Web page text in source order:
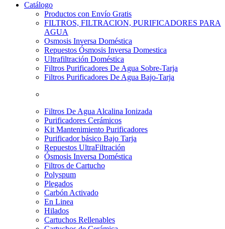
Catálogo
Productos con Envío Gratis
FILTROS, FILTRACION, PURIFICADORES PARA
AGUA
Osmosis Inversa Doméstica
Repuestos Ósmosis Inversa Domestica
Ultrafiltración Doméstica
Filtros Purificadores De Agua Sobre-Tarja
Filtros Purificadores De Agua Bajo-Tarja
Filtros De Agua Alcalina Ionizada
Purificadores Cerámicos
Kit Mantenimiento Purificadores
Purificador básico Bajo Tarja
Repuestos UltraFiltración
Ósmosis Inversa Doméstica
Filtros de Cartucho
Polyspum
Plegados
Carbón Activado
En Linea
Hilados
Cartuchos Rellenables